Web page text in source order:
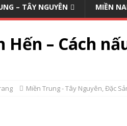
– TÂY NGUYÊN MIỀN
Hến – Cách
Miền Trung - Tây Nguyên,Đặc